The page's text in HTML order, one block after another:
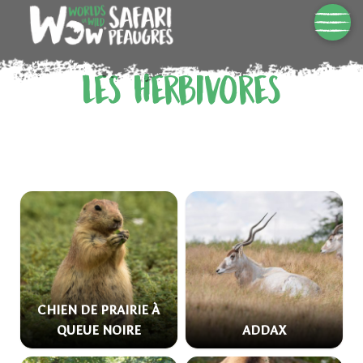
Les Herbivores
CHIEN DE PRAIRIE À
QUEUE NOIRE
ADDAX